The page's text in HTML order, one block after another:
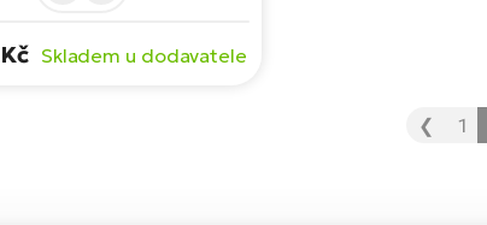
i pohodové vyjížďky.
Skladem u dodavatele
❮ 1